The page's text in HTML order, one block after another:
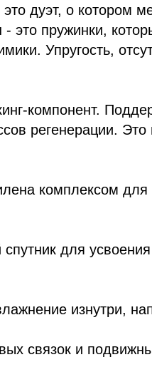
дуэт, о котором
- это пружинки,
Упругость,
компонент.
регенерации.
комплексом для
для
изнутри,
связок и